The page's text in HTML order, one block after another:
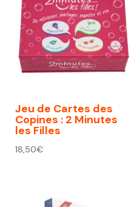
Jeu de Cartes des
Copines : 2 Minutes
les Filles
18,50€